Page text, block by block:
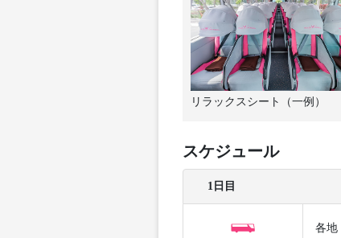
リラックスシート（一例）
スケジュール
1日目
各地